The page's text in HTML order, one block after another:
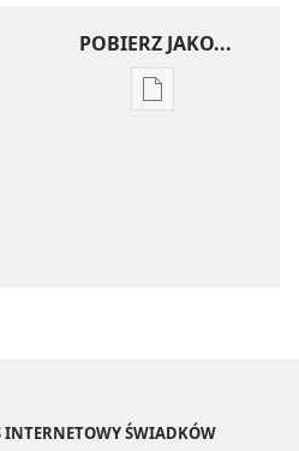
POBIERZ JAKO...
Ustawienia
INTERNETOWY ŚWIADKÓW